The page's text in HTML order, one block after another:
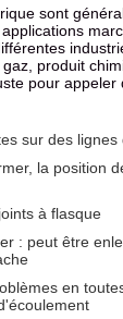
sont
produit
pour appeler
sur des lignes
la position
à flasque
: peut être
en